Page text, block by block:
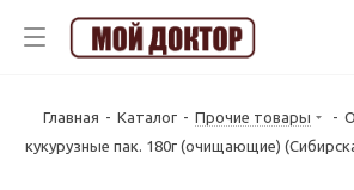
Главная - Каталог - Прочие товары -
кукурузные пак. 180г (очищающие)